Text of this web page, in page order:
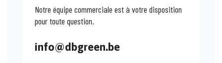
Notre équipe commerciale est à votre disposition
pour toute question.
info@dbgreen.be